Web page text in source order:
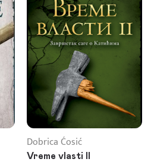
Dobrica Ćosić
Vreme vlasti II